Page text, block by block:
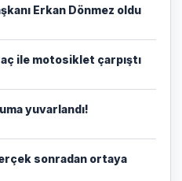
Erkan Dönmez oldu
ile motosiklet çarpıştı
yuvarlandı!
sonradan ortaya